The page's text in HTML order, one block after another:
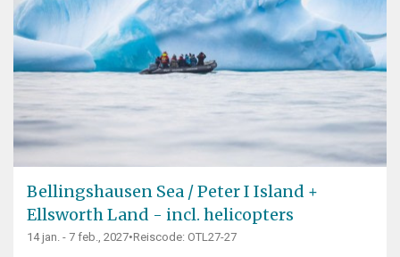
Bellingshausen Sea / Peter I Island +
Ellsworth Land - incl. helicopters
14 jan. - 7 feb., 2027•Reiscode: OTL27-27